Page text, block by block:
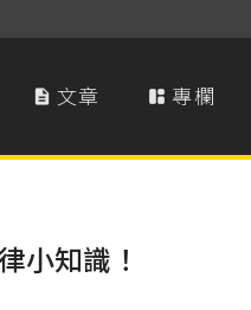
 文章  專欄
小知識！